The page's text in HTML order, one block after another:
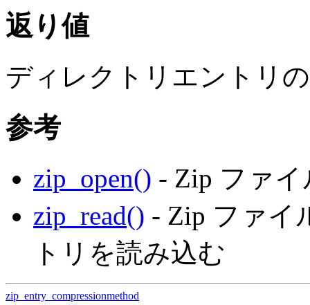
返り値
ディレクトリエントリ
参考
zip_open() - Zip ファ
zip_read() - Zip ファイ
トリを読み込む
zip_entry_compressionmethod